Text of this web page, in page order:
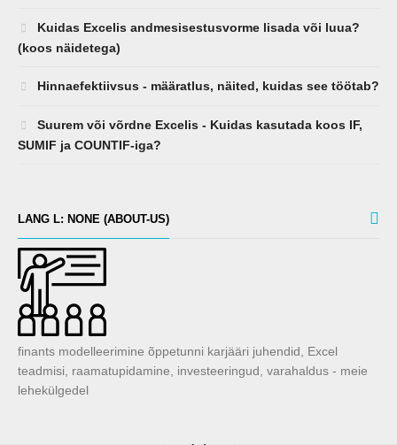
Kuidas Excelis andmesisestusvorme lisada või luua?
(koos näidetega)
Hinnaefektiivsus - määratlus, näited, kuidas see töötab?
Suurem või võrdne Excelis - Kuidas kasutada koos IF,
SUMIF ja COUNTIF-iga?
LANG L: NONE (ABOUT-US)
finants modelleerimine õppetunni karjääri juhendid, Excel
teadmisi, raamatupidamine, investeeringud, varahaldus - meie
lehekülgedel